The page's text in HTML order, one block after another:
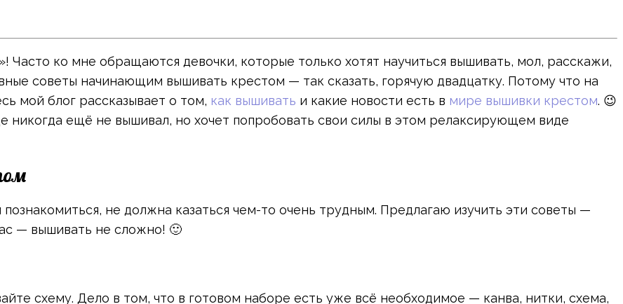
Часто ко мне обращаются девочки, которые только хотят научиться вышивать, мол, расскажи,
советы начинающим вышивать крестом — так сказать, горячую двадцатку. Потому что на
мой блог рассказывает о том, как вышивать и какие новости есть в мире вышивки крестом. 😉
никогда ещё не вышивал, но хочет попробовать свои силы в этом релаксирующем виде
не должна казаться чем-то очень трудным. Предлагаю изучить эти советы —
— вышивать не сложно! 🙂
схему. Дело в том, что в готовом наборе есть уже всё необходимое — канва, нитки, схема,